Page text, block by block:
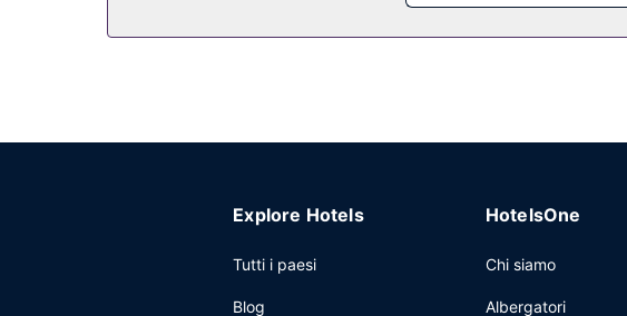
Explore Hotels
Tutti i paesi
Blog
HotelsOne
Chi siamo
Albergatori